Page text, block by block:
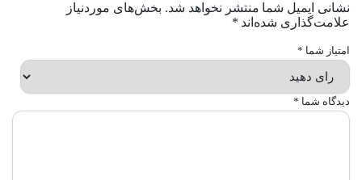
نشانی ایمیل شما منتشر نخواهد شد. بخش‌های موردنیاز
علامت‌گذاری شده‌اند *
امتیاز شما *
دیدگاه شما *